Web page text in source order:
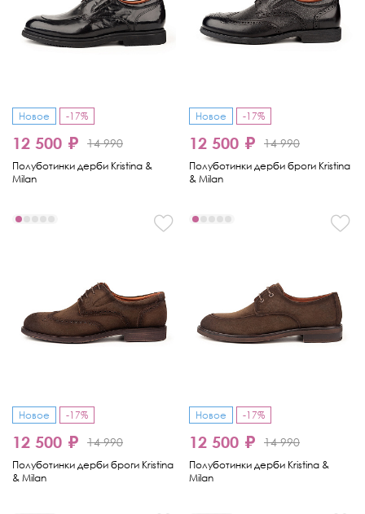
Новое -17%
12 500 ₽ 14 990
Полуботинки дерби Kristina &
Milan
Новое -17%
12 500 ₽ 14 990
Полуботинки дерби броги Kristina
& Milan
Новое -17%
12 500 ₽ 14 990
Полуботинки дерби броги Kristina
& Milan
Новое -17%
12 500 ₽ 14 990
Полуботинки дерби Kristina &
Milan